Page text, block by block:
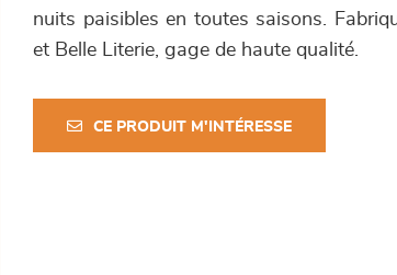
nuits paisibles en toutes saisons.
et Belle Literie, gage de haute qualité.
CE PRODUIT M'INTÉRESSE